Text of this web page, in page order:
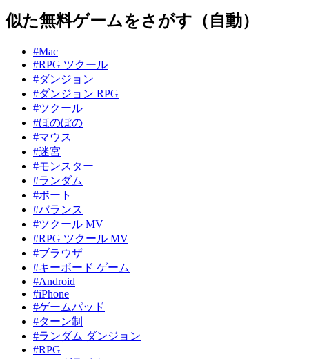
似た無料ゲームをさがす（自動）
#Mac
#RPG ツクール
#ダンジョン
#ダンジョン RPG
#ツクール
#ほのぼの
#マウス
#迷宮
#モンスター
#ランダム
#ボート
#バランス
#ツクール MV
#RPG ツクール MV
#ブラウザ
#キーボード ゲーム
#Android
#iPhone
#ゲームパッド
#ターン制
#ランダム ダンジョン
#RPG